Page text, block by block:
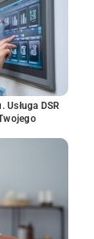
Usługa DSR